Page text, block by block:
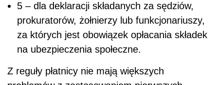
5 – dla deklaracji składanych za sędziów,
prokuratorów, żołnierzy lub funkcjonariuszy,
za których jest obowiązek opłacania składek
na ubezpieczenia społeczne.
Z reguły płatnicy nie mają większych